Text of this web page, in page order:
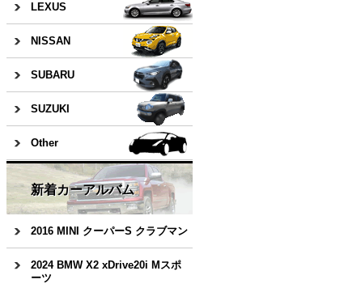
LEXUS
NISSAN
SUBARU
SUZUKI
Other
新着カーアルバム
2016 MINI クーパーS クラブマン
2024 BMW X2 xDrive20i Mスポ
ーツ